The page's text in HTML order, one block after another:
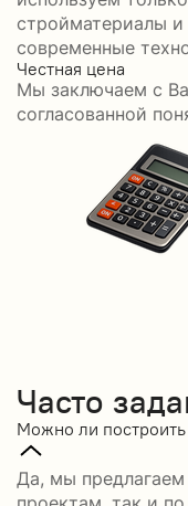
стройматериалы
современные
Честная цена
Мы заключаем с
согласованной
Часто
Можно ли
Да, мы